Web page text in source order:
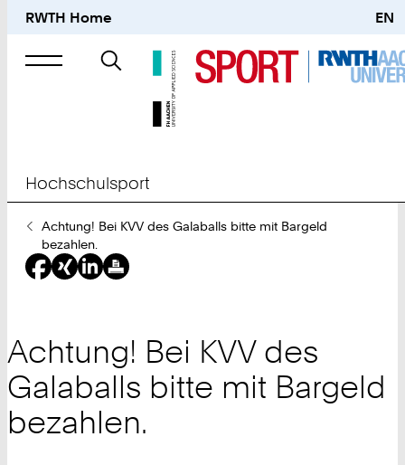
RWTH Home EN
Suche
nach
Hochschulsport
Sie
sind
hier:
Achtung! Bei KVV des Galaballs bitte mit Bargeld
bezahlen.
Achtung! Bei KVV des
Galaballs bitte mit Bargeld
bezahlen.